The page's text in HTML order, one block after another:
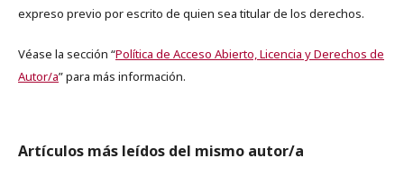
expreso previo por escrito de quien sea titular de los derechos.
Véase la sección “Política de Acceso Abierto, Licencia y Derechos de
Autor/a” para más información.
Artículos más leídos del mismo autor/a